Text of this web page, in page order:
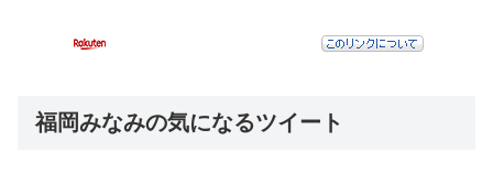
福岡みなみの気になるツイート